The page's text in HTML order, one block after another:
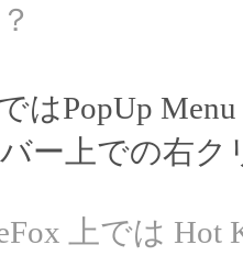
はPopUp
ー上での右ク
上では